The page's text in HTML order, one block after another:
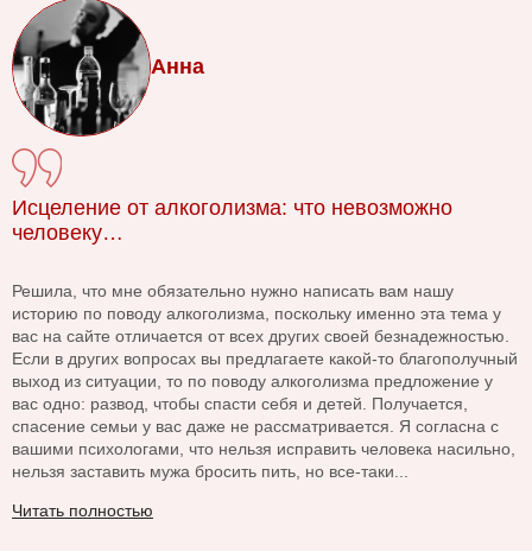
Анна
Исцеление от алкоголизма: что невозможно
человеку…
Решила, что мне обязательно нужно написать вам нашу
историю по поводу алкоголизма, поскольку именно эта тема у
вас на сайте отличается от всех других своей безнадежностью.
Если в других вопросах вы предлагаете какой-то благополучный
выход из ситуации, то по поводу алкоголизма предложение у
вас одно: развод, чтобы спасти себя и детей. Получается,
спасение семьи у вас даже не рассматривается. Я согласна с
вашими психологами, что нельзя исправить человека насильно,
нельзя заставить мужа бросить пить, но все-таки...
Читать полностью